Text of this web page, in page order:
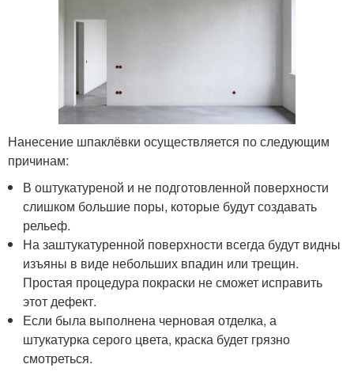
Нанесение шпаклёвки осуществляется по следующим
причинам:
В оштукатуреной и не подготовленной поверхности
слишком большие поры, которые будут создавать
рельеф.
На заштукатуренной поверхности всегда будут видны
изъяны в виде небольших впадин или трещин.
Простая процедура покраски не сможет исправить
этот дефект.
Если была выполнена черновая отделка, а
штукатурка серого цвета, краска будет грязно
смотреться.